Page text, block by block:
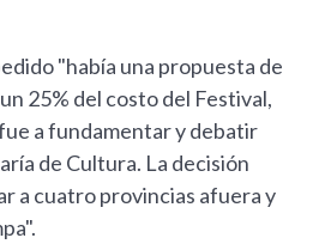
"había una propuesta de
25% del costo del Festival,
a fundamentar y debatir
de Cultura. La decisión
a cuatro provincias afuera y